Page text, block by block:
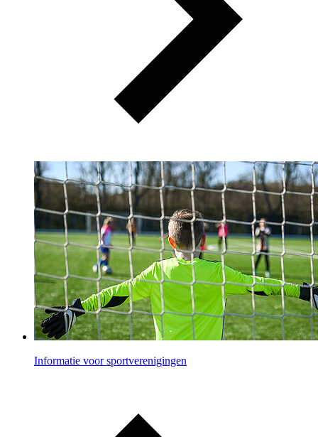
Informatie voor sportverenigingen